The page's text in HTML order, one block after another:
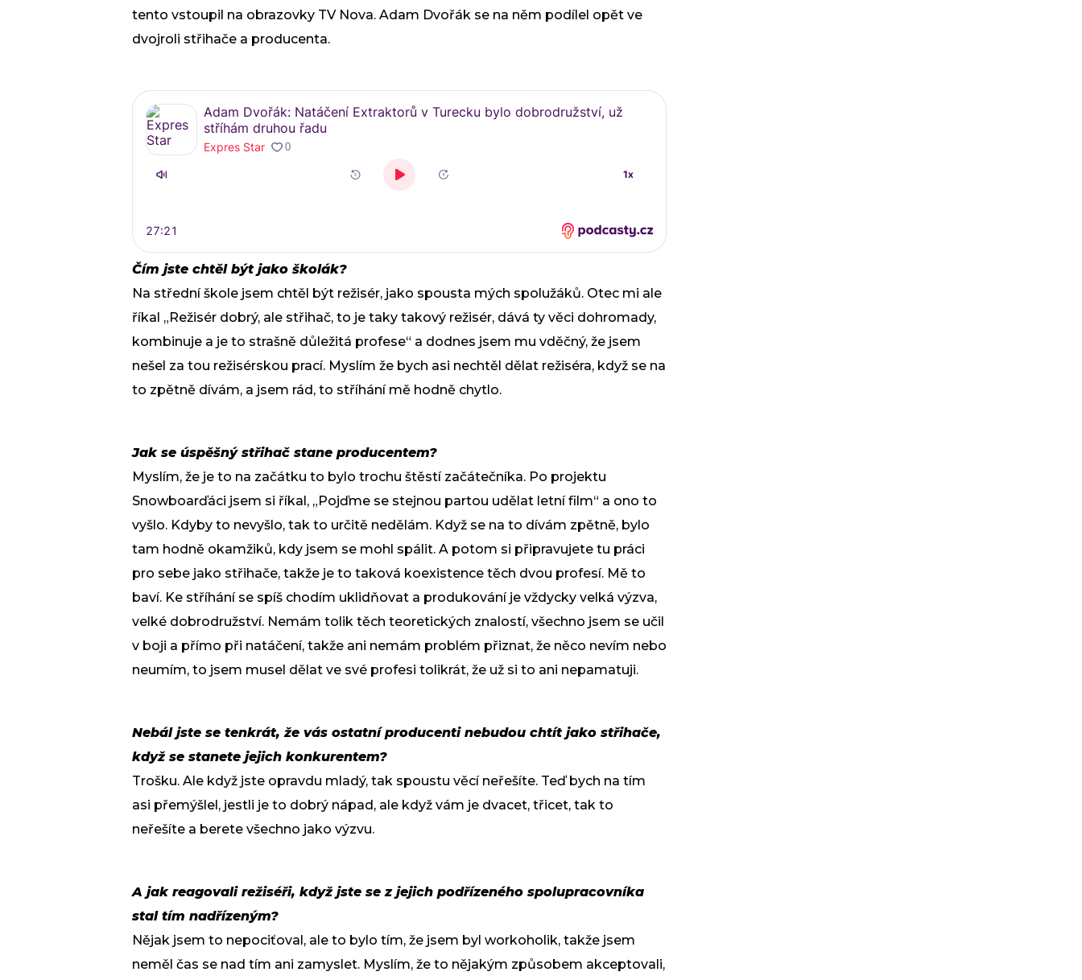
tento vstoupil na obrazovky TV Nova. Adam Dvořák se na něm podílel opět ve
dvojroli střihače a producenta.
Čím jste chtěl být jako školák?
Na střední škole jsem chtěl být režisér, jako spousta mých spolužáků. Otec mi ale
říkal „Režisér dobrý, ale střihač, to je taky takový režisér, dává ty věci dohromady,
kombinuje a je to strašně důležitá profese“ a dodnes jsem mu vděčný, že jsem
nešel za tou režisérskou prací. Myslím že bych asi nechtěl dělat režiséra, když se na
to zpětně dívám, a jsem rád, to stříhání mě hodně chytlo.
Jak se úspěšný střihač stane producentem?
Myslím, že je to na začátku to bylo trochu štěstí začátečníka. Po projektu
Snowboarďáci jsem si říkal, „Pojďme se stejnou partou udělat letní film“ a ono to
vyšlo. Kdyby to nevyšlo, tak to určitě nedělám. Když se na to dívám zpětně, bylo
tam hodně okamžiků, kdy jsem se mohl spálit. A potom si připravujete tu práci
pro sebe jako střihače, takže je to taková koexistence těch dvou profesí. Mě to
baví. Ke stříhání se spíš chodím uklidňovat a produkování je vždycky velká výzva,
velké dobrodružství. Nemám tolik těch teoretických znalostí, všechno jsem se učil
v boji a přímo při natáčení, takže ani nemám problém přiznat, že něco nevím nebo
neumím, to jsem musel dělat ve své profesi tolikrát, že už si to ani nepamatuji.
Nebál jste se tenkrát, že vás ostatní producenti nebudou chtít jako střihače,
když se stanete jejich konkurentem?
Trošku. Ale když jste opravdu mladý, tak spoustu věcí neřešíte. Teď bych na tím
asi přemýšlel, jestli je to dobrý nápad, ale když vám je dvacet, třicet, tak to
neřešíte a berete všechno jako výzvu.
A jak reagovali režiséři, když jste se z jejich podřízeného spolupracovníka
stal tím nadřízeným?
Nějak jsem to nepociťoval, ale to bylo tím, že jsem byl workoholik, takže jsem
neměl čas se nad tím ani zamyslet. Myslím, že to nějakým způsobem akceptovali,